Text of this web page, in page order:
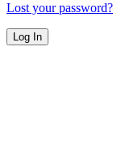
Lost your password?